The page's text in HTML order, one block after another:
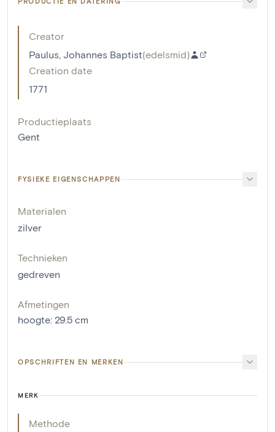
Creator
Paulus, Johannes Baptist(edelsmid)
Creation date
1771
Productieplaats
Gent
FYSIEKE EIGENSCHAPPEN
Materialen
zilver
Technieken
gedreven
Afmetingen
hoogte: 29.5 cm
OPSCHRIFTEN EN MERKEN
MERK
Methode